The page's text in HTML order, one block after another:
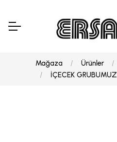
Mağaza Ürünler
İÇECEK GRUBUMUZ